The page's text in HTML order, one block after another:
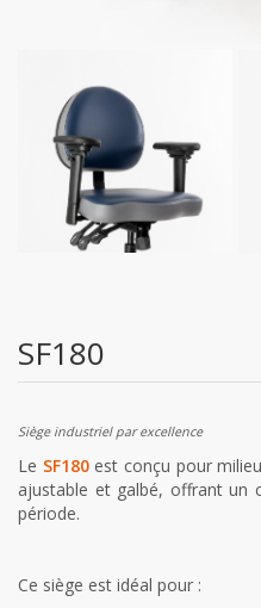
SF180
Siège industriel par excellence
Le SF180 est conçu pour
ajustable et galbé, offrant un
période.
Ce siège est idéal pour :